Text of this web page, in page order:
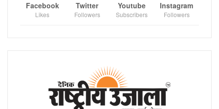
Facebook
Likes
Twitter
Followers
Youtube
Subscribers
Instagram
Followers